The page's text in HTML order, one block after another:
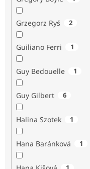
Grzegorz Ryś 2
Guiliano Ferri 1
Guy Bedouelle 1
Guy Gilbert 6
Halina Szotek 1
Hana Baránková 1